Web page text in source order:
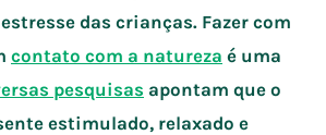
das crianças. Fazer com
contato com a natureza é uma
pesquisas apontam que o
estimulado, relaxado e